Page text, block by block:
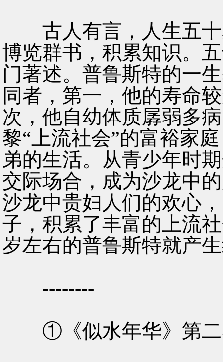
古人有言，人生五十
博览群书，积累知识。
门著述。普鲁斯特的一
同者，第一，他的寿命
次，他自幼体质孱弱多
黎“上流社会”的富裕家
弟的生活。从青少年时
交际场合，成为沙龙中
沙龙中贵妇人们的欢心
子，积累了丰富的上流
岁左右的普鲁斯特就产
--------
①《似水年华》第二